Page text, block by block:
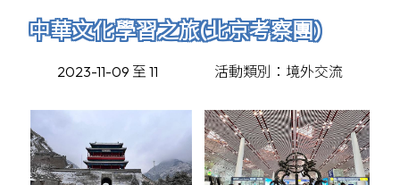
中華文化學習之旅(北京考察團)
2023-11-09 至 11 活動類別：境外交流